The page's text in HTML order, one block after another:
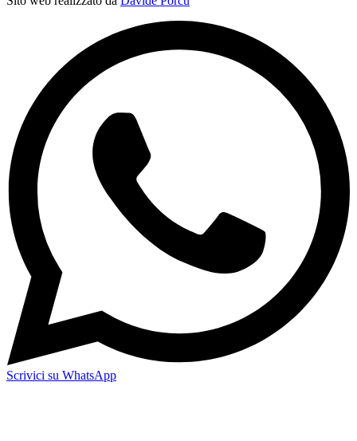
Scrivici su WhatsApp